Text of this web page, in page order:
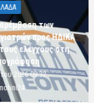
των
προς ΗΔΙΚΑ
ελέγχους στη
2026 09:32